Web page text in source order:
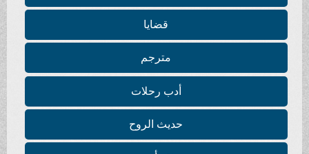
قضايا
مترجم
أدب رحلات
حديث الروح